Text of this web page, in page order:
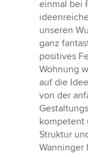
5
Sternen
einmal bei
unseren
ganz
positives
Wohnung
auf die
von der
kompetent
Struktur
Wanninger